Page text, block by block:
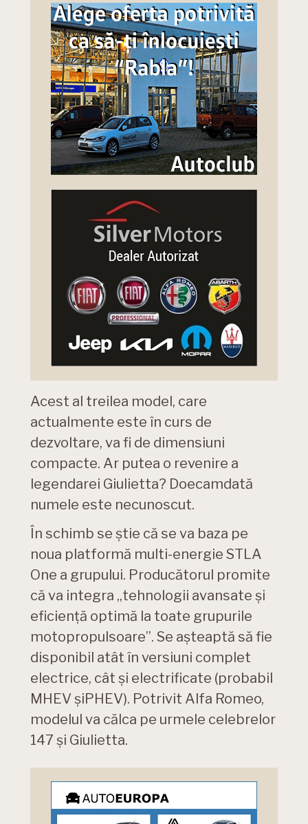
Acest al treilea model, care
actualmente este în curs de
dezvoltare, va fi de dimensiuni
compacte. Ar putea o revenire a
legendarei Giulietta? Doecamdată
numele este necunoscut.
În schimb se știe că se va baza pe
noua platformă multi-energie STLA
One a grupului. Producătorul promite
că va integra „tehnologii avansate și
eficiență optimă la toate grupurile
motopropulsoare”. Se așteaptă să fie
disponibil atât în ​​versiuni complet
electrice, cât și electrificate (probabil
MHEV șiPHEV). Potrivit Alfa Romeo,
modelul va călca pe urmele celebrelor
147 și Giulietta.